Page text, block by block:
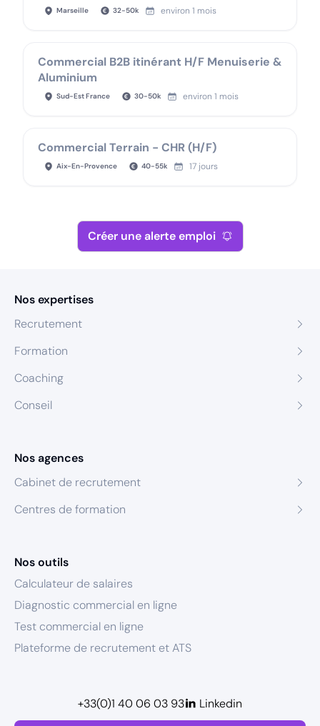
Marseille 32-50k environ 1 mois
Commercial B2B itinérant H/F Menuiserie &
Aluminium
Sud-Est France 30-50k environ 1 mois
Commercial Terrain - CHR (H/F)
Aix-En-Provence 40-55k 17 jours
Créer une alerte emploi
Nos expertises
Recrutement
Formation
Coaching
Conseil
Nos agences
Cabinet de recrutement
Centres de formation
Nos outils
Calculateur de salaires
Diagnostic commercial en ligne
Test commercial en ligne
Plateforme de recrutement et ATS
+33(0)1 40 06 03 93 Linkedin